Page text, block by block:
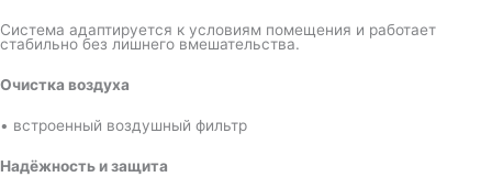
Система адаптируется к условиям помещения и работает
стабильно без лишнего вмешательства.
Очистка воздуха
• встроенный воздушный фильтр
Надёжность и защита